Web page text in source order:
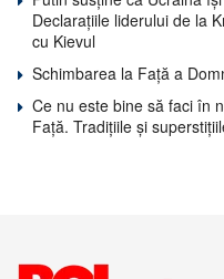
Declarațiile liderului de la
cu Kievul
Schimbarea la Față a
Ce nu este bine să faci în
Față. Tradițiile și